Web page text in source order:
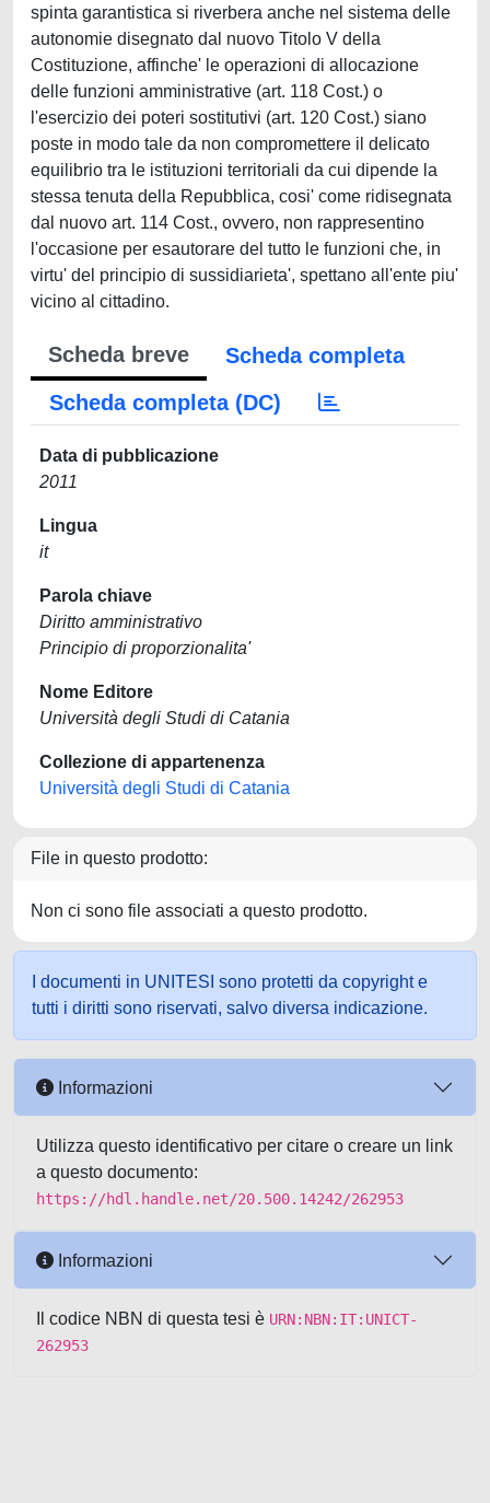
spinta garantistica si riverbera anche nel sistema delle
autonomie disegnato dal nuovo Titolo V della
Costituzione, affinche' le operazioni di allocazione
delle funzioni amministrative (art. 118 Cost.) o
l'esercizio dei poteri sostitutivi (art. 120 Cost.) siano
poste in modo tale da non compromettere il delicato
equilibrio tra le istituzioni territoriali da cui dipende la
stessa tenuta della Repubblica, cosi' come ridisegnata
dal nuovo art. 114 Cost., ovvero, non rappresentino
l'occasione per esautorare del tutto le funzioni che, in
virtu' del principio di sussidiarieta', spettano all'ente piu'
vicino al cittadino.
Scheda breve
Scheda completa
Scheda completa (DC)
Data di pubblicazione
2011
Lingua
it
Parola chiave
Diritto amministrativo
Principio di proporzionalita'
Nome Editore
Università degli Studi di Catania
Collezione di appartenenza
Università degli Studi di Catania
File in questo prodotto:
Non ci sono file associati a questo prodotto.
I documenti in UNITESI sono protetti da copyright e
tutti i diritti sono riservati, salvo diversa indicazione.
Informazioni
Utilizza questo identificativo per citare o creare un link
a questo documento:
https://hdl.handle.net/20.500.14242/262953
Informazioni
Il codice NBN di questa tesi è URN:NBN:IT:UNICT-
262953